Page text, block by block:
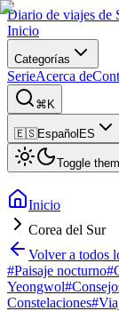
Diario de viajes de
Inicio
Categorías
SerieAcerca de
⌘K
🇪🇸Español ES
Toggle
Inicio
Corea del Sur
Volver a todos
#Paisaje nocturno#
Yeongwol#
Constelaciones#